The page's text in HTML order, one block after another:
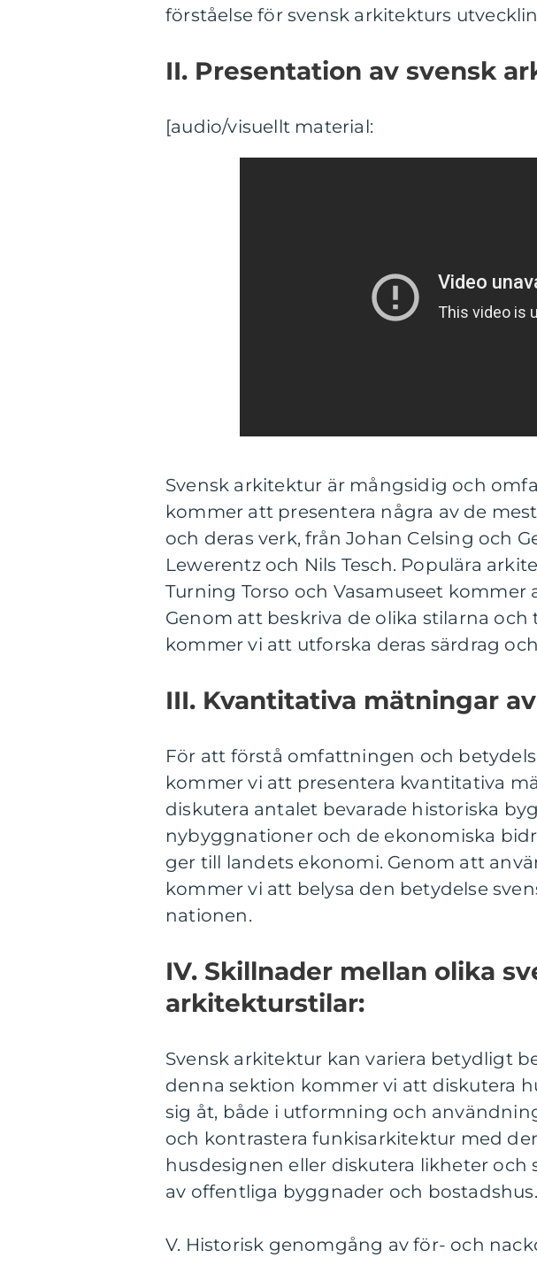
förståelse för svensk arkitekturs
II. Presentation av svensk
[audio/visuellt material:
Svensk arkitektur är mångsidig och
kommer att presentera några av de
och deras verk, från Johan Celsing och
Lewerentz och Nils Tesch. Populära
Turning Torso och Vasamuseet kommer
Genom att beskriva de olika stilarna
kommer vi att utforska deras särdrag
III. Kvantitativa mätningar
För att förstå omfattningen och
kommer vi att presentera kvantitativa
diskutera antalet bevarade historiska
nybyggnationer och de ekonomiska
ger till landets ekonomi. Genom att
kommer vi att belysa den betydelse
nationen.
IV. Skillnader mellan olika
arkitekturstilar:
Svensk arkitektur kan variera betydligt
denna sektion kommer vi att diskutera
sig åt, både i utformning och
och kontrastera funkisarkitektur med
husdesignen eller diskutera likheter
av offentliga byggnader och bostadshus.
V. Historisk genomgång av för- och